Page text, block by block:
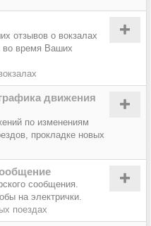
отзывов о вокзалах
во время Ваших
движения
по изменениям
прокладке новых
сообщения.
на электрички.
поездах